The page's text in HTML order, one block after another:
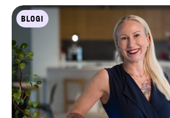
BLOGI